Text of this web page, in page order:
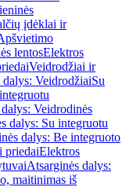
įdėklai ir
lentosElektros
Veidrodžiai ir
dalys: VeidrodžiaiSu
Veidrodinės
dalys: Su integruotu
dalys: Be integruoto
priedaiElektros
Atsarginės dalys:
maitinimas iš